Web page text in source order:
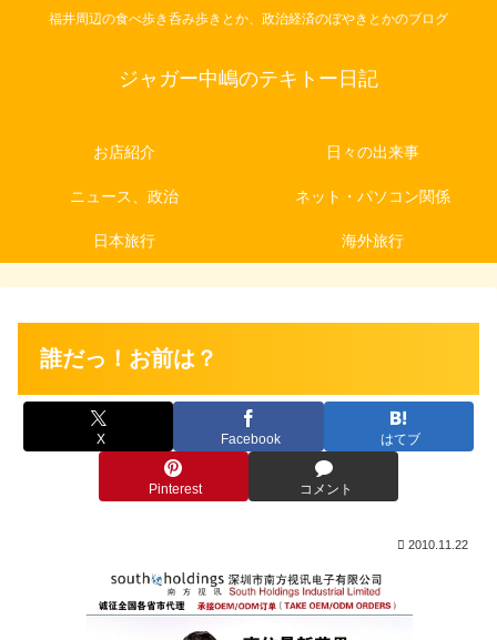
福井周辺の食べ歩き呑み歩きとか、政治経済のぼやきとかのブログ
ジャガー中嶋のテキトー日記
お店紹介 日々の出来事
ニュース、政治 ネット・パソコン関係
日本旅行 海外旅行
誰だっ！お前は？
X Facebook はてブ
Pinterest コメント
2010.11.22